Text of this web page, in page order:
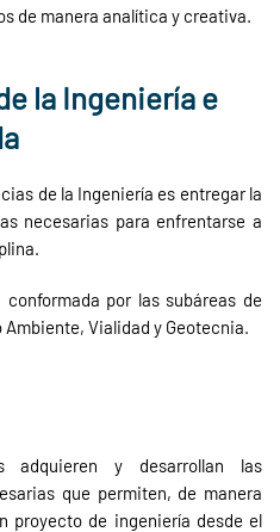
de manera analítica y creativa.
la Ingeniería e
de la Ingeniería es entregar la
necesarias para enfrentarse a
por las subáreas de
Vialidad y Geotecnia.
y desarrollan las
que permiten, de manera
proyecto de ingeniería desde el